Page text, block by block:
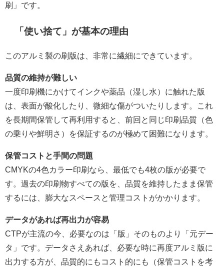
刷」です。
「使い捨て」が基本の理由
このアルミ製の刷版は、非常に繊細にできています。
品質の維持が難しい
一度印刷機にかけてインクや薬品（湿し水）に触れた版
は、表面が酸化したり、微細な傷がついたりします。これ
を長期間保管して再利用すると、前回と同じ印刷品質（色
の乗りや鮮明さ）を保証するのが極めて困難になります。
保管コストと手間の問題
CMYKの4色カラー印刷なら、最低でも4枚の版が必要で
す。過去の印刷物すべての版を、品質を維持したまま保管
するには、膨大なスペースと管理コストがかかります。
データがあれば再出力が容易
CTPが主流の今、必要なのは「版」そのものより「元デー
タ」です。データさえあれば、必要な時に再度アルミ版に
出力する方が、品質的にもコスト的にも（保管コストを考